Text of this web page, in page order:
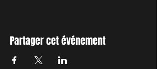
Partager cet événement